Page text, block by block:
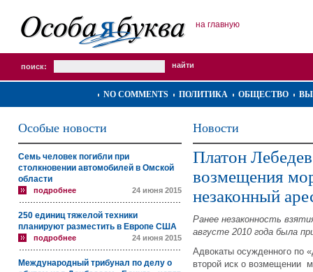
на главную
поиск:
NO COMMENTS ПОЛИТИКА ОБЩЕСТВО
Особые новости
Семь человек погибли при
столкновении автомобилей в Омской
области
подробнее 24 июня 2015
250 единиц тяжелой техники
планируют разместить в Европе США
подробнее 24 июня 2015
Международный трибунал по делу о
Новости
Платон
возмещения
незаконный
Ранее незаконность
августе 2010 года была
Адвокаты осужденного по
второй иск о возмещении